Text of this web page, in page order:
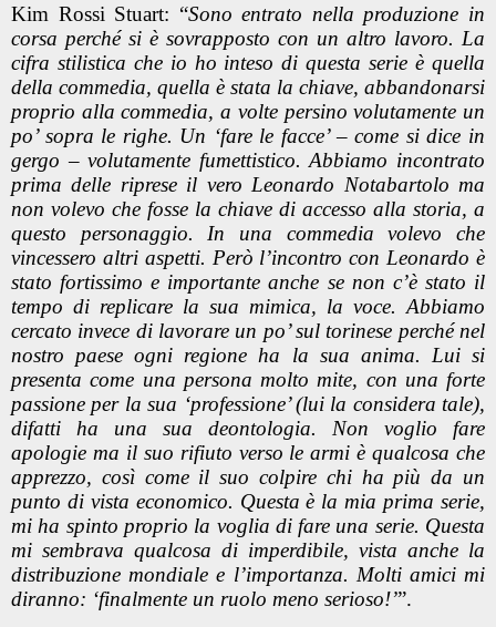
Kim Rossi Stuart: “Sono entrato nella produzione in
corsa perché si è sovrapposto con un altro lavoro. La
cifra stilistica che io ho inteso di questa serie è quella
della commedia, quella è stata la chiave, abbandonarsi
proprio alla commedia, a volte persino volutamente un
po’ sopra le righe. Un ‘fare le facce’ – come si dice in
gergo – volutamente fumettistico. Abbiamo incontrato
prima delle riprese il vero Leonardo Notabartolo ma
non volevo che fosse la chiave di accesso alla storia, a
questo personaggio. In una commedia volevo che
vincessero altri aspetti. Però l’incontro con Leonardo è
stato fortissimo e importante anche se non c’è stato il
tempo di replicare la sua mimica, la voce. Abbiamo
cercato invece di lavorare un po’ sul torinese perché nel
nostro paese ogni regione ha la sua anima. Lui si
presenta come una persona molto mite, con una forte
passione per la sua ‘professione’ (lui la considera tale),
difatti ha una sua deontologia. Non voglio fare
apologie ma il suo rifiuto verso le armi è qualcosa che
apprezzo, così come il suo colpire chi ha più da un
punto di vista economico. Questa è la mia prima serie,
mi ha spinto proprio la voglia di fare una serie. Questa
mi sembrava qualcosa di imperdibile, vista anche la
distribuzione mondiale e l’importanza. Molti amici mi
diranno: ‘finalmente un ruolo meno serioso!’”.